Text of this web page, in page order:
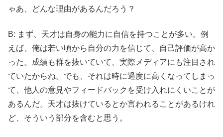
ゃあ、どんな理由があるんだろう？
B: まず、天才は自身の能力に自信を持つことが多い。例
えば、俺は若い頃から自分の力を信じて、自己評価が高か
った。成績も群を抜いていて、実際メディアにも注目され
ていたからね。でも、それは時に過度に高くなってしまっ
て、他人の意見やフィードバックを受け入れにくいことが
あるんだ。天才は抜けているとか言われることがあるけれ
ど、そういう部分を含むと思う。